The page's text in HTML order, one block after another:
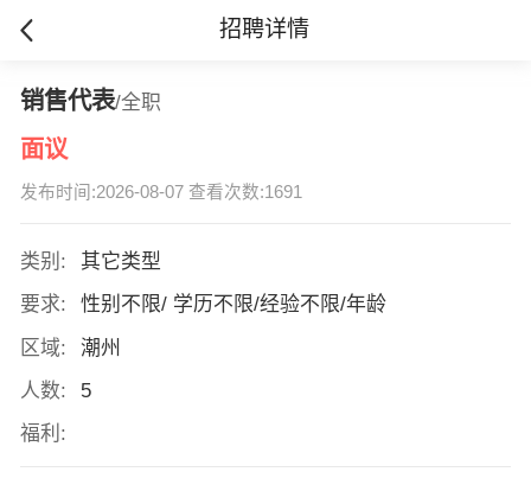
招聘详情
销售代表/全职
面议
发布时间:2026-08-07 查看次数:1691
类别:
其它类型
要求:
性别不限/ 学历不限/经验不限/年龄
区域:
潮州
人数:
5
福利: